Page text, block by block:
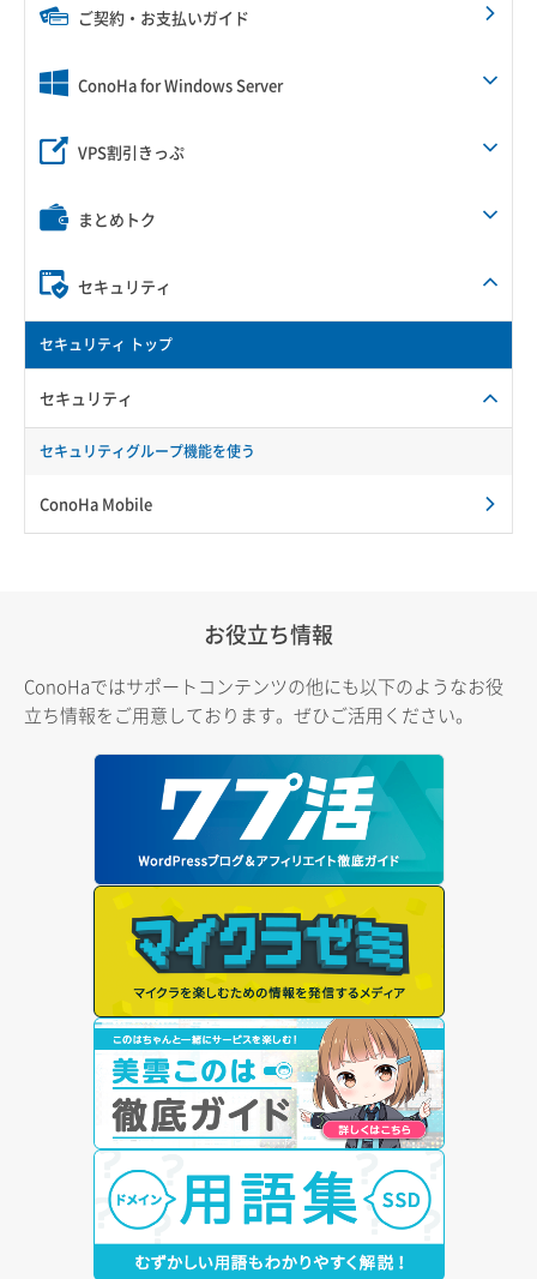
ご契約・お支払いガイド
ConoHa for Windows Server
VPS割引きっぷ
まとめトク
セキュリティ
セキュリティ トップ
セキュリティ
セキュリティグループ機能を使う
ConoHa Mobile
お役立ち情報
ConoHaではサポートコンテンツの他にも以下のようなお役
立ち情報をご用意しております。ぜひご活用ください。